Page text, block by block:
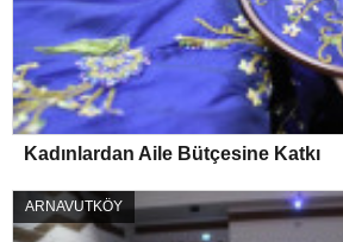
Kadınlardan Aile Bütçesine Katkı
ARNAVUTKÖY